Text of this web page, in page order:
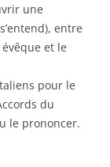
une
entre
et le
pour le
du
le prononcer.